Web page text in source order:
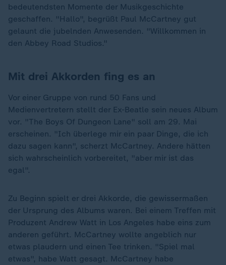
bedeutendsten Momente der Musikgeschichte
geschaffen. "Hallo", begrüßt Paul McCartney gut
gelaunt die jubelnden Anwesenden. "Willkommen in
den Abbey Road Studios."
Mit drei Akkorden fing es an
Vor einer Gruppe von rund 50 Fans und
Medienvertretern stellt der Ex-Beatle sein neues Album
vor. "The Boys Of Dungeon Lane" soll am 29. Mai
erscheinen. "Ich überlege mir ein paar Dinge, die ich
dazu sagen kann", scherzt McCartney. Andere hätten
sich wahrscheinlich vorbereitet, "aber mir ist das
egal".
Zu Beginn spielt er drei Akkorde, die gewissermaßen
der Ursprung des Albums waren. Bei einem Treffen mit
Produzent Andrew Watt in Los Angeles habe eins zum
anderen geführt. McCartney wollte angeblich nur
etwas plaudern und einen Tee trinken. "Spiel mal
etwas", habe Watt gesagt. McCartney habe